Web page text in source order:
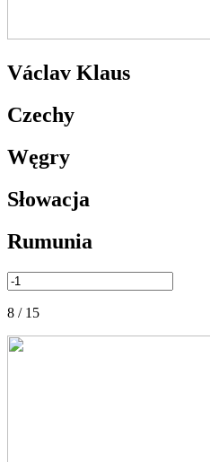
Václav Klaus
Czechy
Węgry
Słowacja
Rumunia
8 / 15